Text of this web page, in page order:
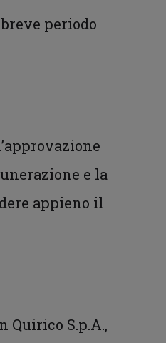
periodo
e la
appieno il
Quirico S.p.A.,